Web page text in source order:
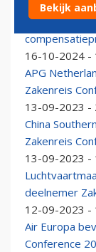
Schiphol
16-10-2024 -
APG
Zakenreis
13-09-2023 -
China
Zakenreis
13-09-2023 -
deelnemer
12-09-2023 -
Air Europa
Conference
Bekijk